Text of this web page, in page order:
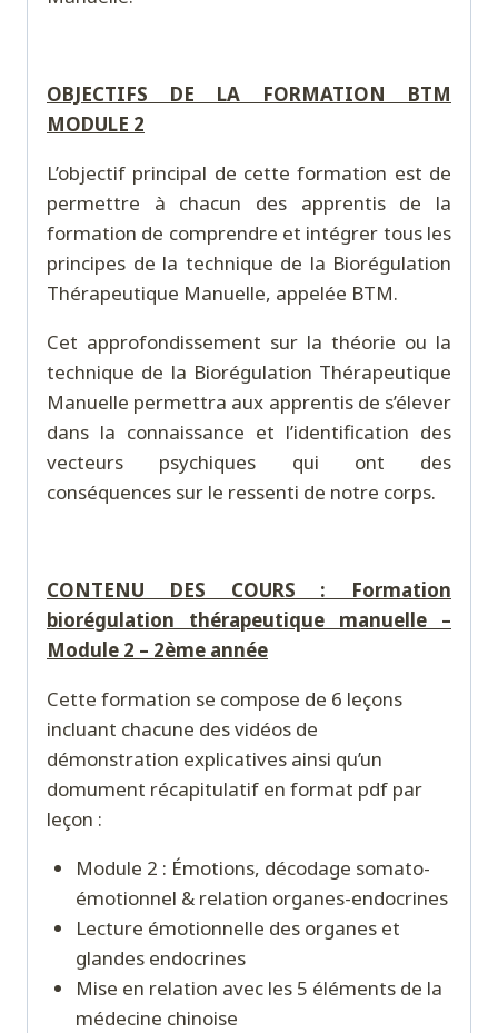
OBJECTIFS DE LA FORMATION BTM
MODULE 2
L’objectif principal de cette formation est de
permettre à chacun des apprentis de la
formation de comprendre et intégrer tous les
principes de la technique de la Biorégulation
Thérapeutique Manuelle, appelée BTM.
Cet approfondissement sur la théorie ou la
technique de la Biorégulation Thérapeutique
Manuelle permettra aux apprentis de s’élever
dans la connaissance et l’identification des
vecteurs psychiques qui ont des
conséquences sur le ressenti de notre corps.
CONTENU DES COURS : Formation
biorégulation thérapeutique manuelle –
Module 2 – 2ème année
Cette formation se compose de 6 leçons
incluant chacune des vidéos de
démonstration explicatives ainsi qu’un
domument récapitulatif en format pdf par
leçon :
Module 2 : Émotions, décodage somato-
émotionnel & relation organes-endocrines
Lecture émotionnelle des organes et
glandes endocrines
Mise en relation avec les 5 éléments de la
médecine chinoise